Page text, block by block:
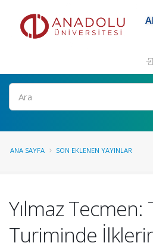
Ara
ANA SAYFA SON EKLENEN YAYINLAR
Yılmaz Tecmen:
Turiminde